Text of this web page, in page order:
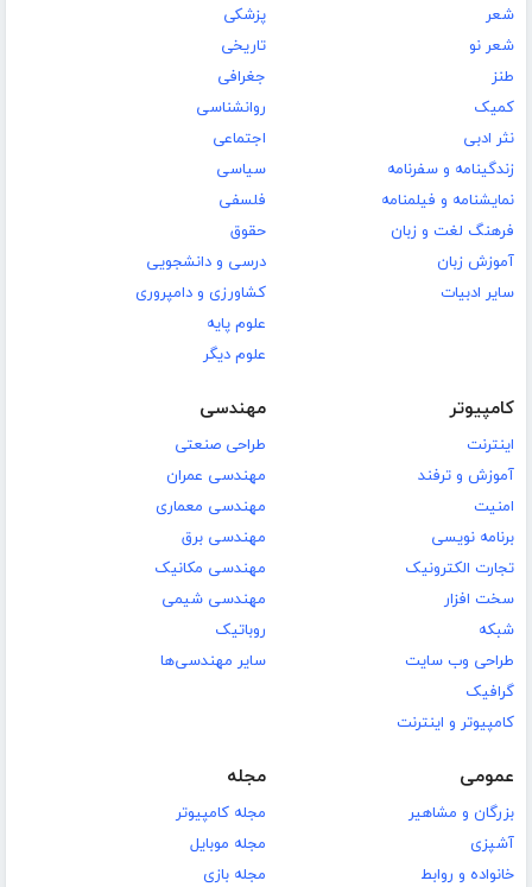
شعر
شعر نو
طنز
کمیک
نثر ادبی
زندگینامه و سفرنامه
نمایشنامه و فیلمنامه
فرهنگ لغت و زبان
آموزش زبان
سایر ادبیات
پزشکی
تاریخی
جغرافی
روانشناسی
اجتماعی
سیاسی
فلسفی
حقوق
درسی و دانشجویی
کشاورزی و دامپروری
علوم پایه
علوم دیگر
کامپیوتر
اینترنت
آموزش و ترفند
امنیت
برنامه نویسی
تجارت الکترونیک
سخت افزار
شبکه
طراحی وب سایت
گرافیک
کامپیوتر و اینترنت
مهندسی
طراحی صنعتی
مهندسی عمران
مهندسی معماری
مهندسی برق
مهندسی مکانیک
مهندسی شیمی
روباتیک
سایر مهندسی‌ها
عمومی
بزرگان و مشاهیر
آشپزی
خانواده و روابط
مجله
مجله کامپیوتر
مجله موبایل
مجله بازی